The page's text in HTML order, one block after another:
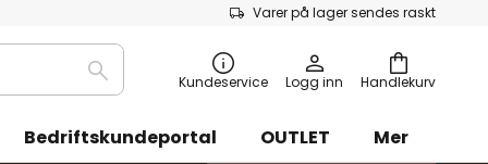
Varer på lager sendes raskt
Handlekurv
Søk Kundeservice Logg inn
Bedriftskundeportal OUTLET Mer